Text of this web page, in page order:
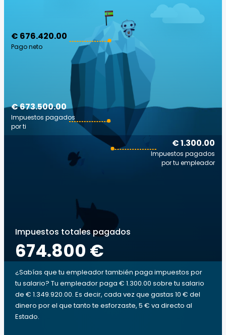
€ 676.420.00
Pago neto
€ 1.300.00
Impuestos pagados
por tu empleador
€ 673.500.00
Impuestos pagados
por ti
Impuestos totales pagados
674.800 €
¿Sabías que tu empleador también paga impuestos por
tu salario? Tu empleador paga € 1.300.00 sobre tu salario
de € 1.349.920.00. Es decir, cada vez que gastas 10 € del
dinero por el que tanto te esforzaste, 5 € va directo al
Estado.